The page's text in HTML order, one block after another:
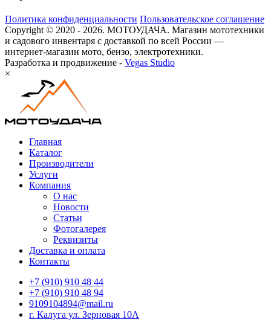
Политика конфиденциальности Пользовательское соглашение
Copyright © 2020 - 2026. МОТОУДАЧА. Магазин мототехники
и садового инвентаря с доставкой по всей России —
интернет-магазин мото, бензо, электротехники.
Разработка и продвижение - Vegas Studio
×
Главная
Каталог
Производители
Услуги
Компания
О нас
Новости
Статьи
Фотогалерея
Реквизиты
Доставка и оплата
Контакты
+7 (910) 910 48 44
+7 (910) 910 48 94
9109104894@mail.ru
г. Калуга ул. Зерновая 10А